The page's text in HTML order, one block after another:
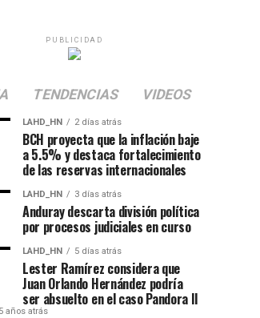
PUBLICIDAD
TENDENCIAS VIDEOS
LAHD_HN 2 días atrás
BCH proyecta que la inflación baje
a 5.5% y destaca fortalecimiento
de las reservas internacionales
LAHD_HN 3 días atrás
Anduray descarta división política
por procesos judiciales en curso
LAHD_HN 5 días atrás
Lester Ramírez considera que
Juan Orlando Hernández podría
ser absuelto en el caso Pandora II
5 años atrás